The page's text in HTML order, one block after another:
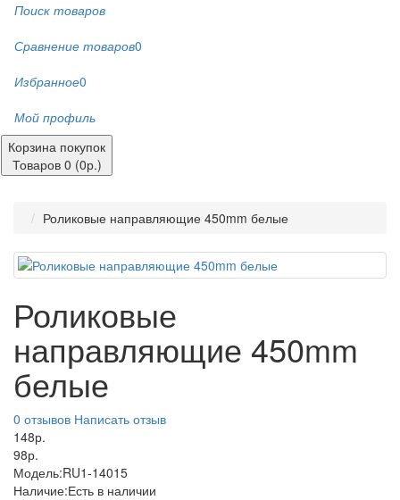
Поиск товаров
Сравнение товаров0
Избранное0
Мой профиль
Корзина покупок
Товаров 0 (0р.)
Роликовые направляющие 450mm белые
Роликовые
направляющие 450mm
белые
0 отзывов Написать отзыв
148р.
98р.
Модель:RU1-14015
Наличие:Есть в наличии